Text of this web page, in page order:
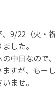
9/22（火・
した。
中日なので
すが、もー
ませ。